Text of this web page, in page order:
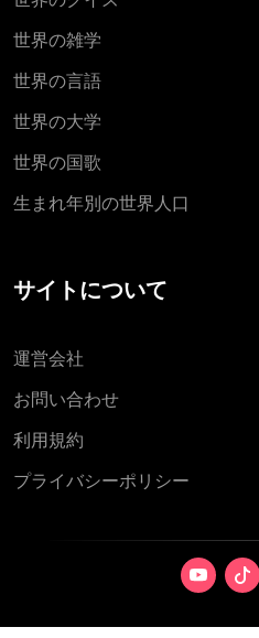
世界の雑学
世界の言語
世界の大学
世界の国歌
生まれ年別の世界人口
サイトについて
運営会社
お問い合わせ
利用規約
プライバシーポリシー